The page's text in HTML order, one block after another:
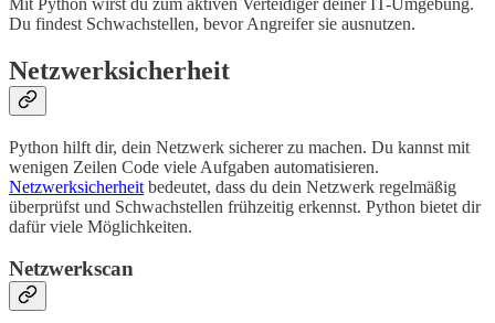
Du findest Schwachstellen, bevor Angreifer sie ausnutzen.
Netzwerksicherheit
Python hilft dir, dein Netzwerk sicherer zu machen. Du kannst mit
wenigen Zeilen Code viele Aufgaben automatisieren.
Netzwerksicherheit bedeutet, dass du dein Netzwerk regelmäßig
überprüfst und Schwachstellen frühzeitig erkennst. Python bietet dir
dafür viele Möglichkeiten.
Netzwerkscan